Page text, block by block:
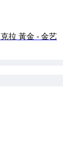
拉 黃金 - 金艺